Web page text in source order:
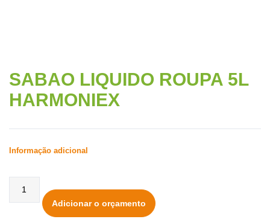
SABAO LIQUIDO ROUPA 5L
HARMONIEX
Informação adicional
Adicionar o orçamento